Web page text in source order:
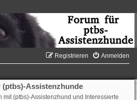
Anmelden
Registrieren
(ptbs)-Assistenzhunde
mit (ptbs)-Assistenzhund und Interessierte